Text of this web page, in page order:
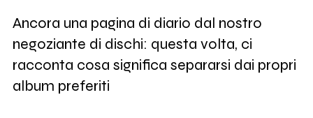
Ancora una pagina di diario dal nostro
negoziante di dischi: questa volta, ci
racconta cosa significa separarsi dai propri
album preferiti